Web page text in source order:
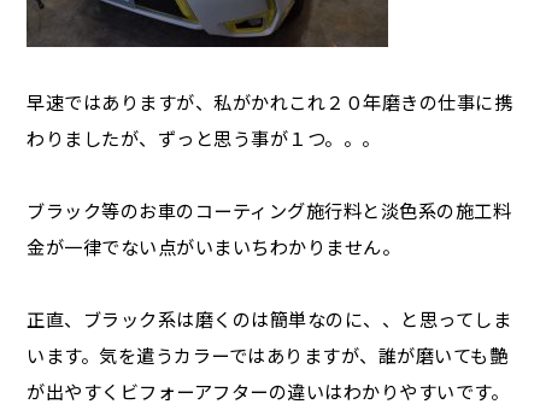
早速ではありますが、私がかれこれ２０年磨きの仕事に携
わりましたが、ずっと思う事が１つ。。。
ブラック等のお車のコーティング施行料と淡色系の施工料
金が一律でない点がいまいちわかりません。
正直、ブラック系は磨くのは簡単なのに、、と思ってしま
います。気を遣うカラーではありますが、誰が磨いても艶
が出やすくビフォーアフターの違いはわかりやすいです。